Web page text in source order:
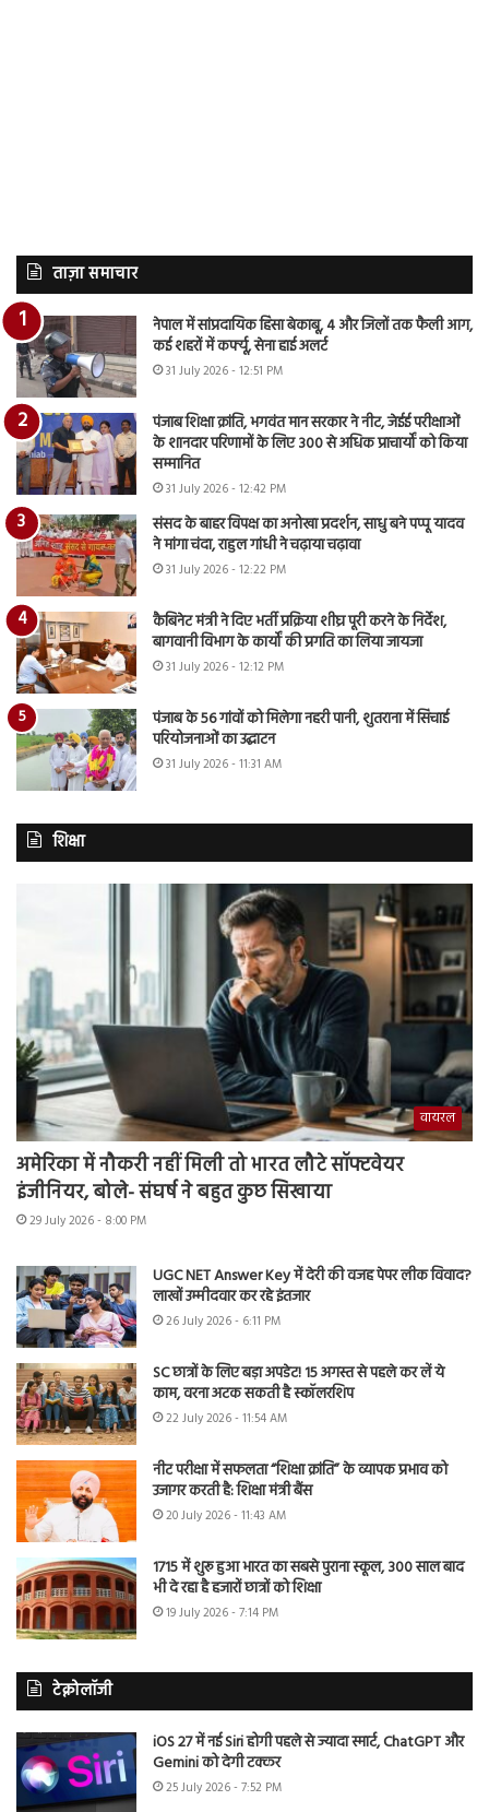
ताज़ा समाचार
नेपाल में सांप्रदायिक हिंसा बेकाबू, 4 और जिलों तक फैली आग,
कई शहरों में कर्फ्यू, सेना हाई अलर्ट
31 July 2026 - 12:51 PM
पंजाब शिक्षा क्रांति, भगवंत मान सरकार ने नीट, जेईई परीक्षाओं
के शानदार परिणामों के लिए 300 से अधिक प्राचार्यों को किया
सम्मानित
31 July 2026 - 12:42 PM
संसद के बाहर विपक्ष का अनोखा प्रदर्शन, साधु बने पप्पू यादव
ने मांगा चंदा, राहुल गांधी ने चढ़ाया चढ़ावा
31 July 2026 - 12:22 PM
कैबिनेट मंत्री ने दिए भर्ती प्रक्रिया शीघ्र पूरी करने के निर्देश,
बागवानी विभाग के कार्यों की प्रगति का लिया जायजा
31 July 2026 - 12:12 PM
पंजाब के 56 गांवों को मिलेगा नहरी पानी, शुतराना में सिंचाई
परियोजनाओं का उद्घाटन
31 July 2026 - 11:31 AM
शिक्षा
वायरल
अमेरिका में नौकरी नहीं मिली तो भारत लौटे सॉफ्टवेयर
इंजीनियर, बोले- संघर्ष ने बहुत कुछ सिखाया
29 July 2026 - 8:00 PM
UGC NET Answer Key में देरी की वजह पेपर लीक विवाद?
लाखों उम्मीदवार कर रहे इंतजार
26 July 2026 - 6:11 PM
SC छात्रों के लिए बड़ा अपडेट! 15 अगस्त से पहले कर लें ये
काम, वरना अटक सकती है स्कॉलरशिप
22 July 2026 - 11:54 AM
नीट परीक्षा में सफलता “शिक्षा क्रांति” के व्यापक प्रभाव को
उजागर करती है: शिक्षा मंत्री बैंस
20 July 2026 - 11:43 AM
1715 में शुरू हुआ भारत का सबसे पुराना स्कूल, 300 साल बाद
भी दे रहा है हजारों छात्रों को शिक्षा
19 July 2026 - 7:14 PM
टेक्नोलॉजी
iOS 27 में नई Siri होगी पहले से ज्यादा स्मार्ट, ChatGPT और
Gemini को देगी टक्कर
25 July 2026 - 7:52 PM